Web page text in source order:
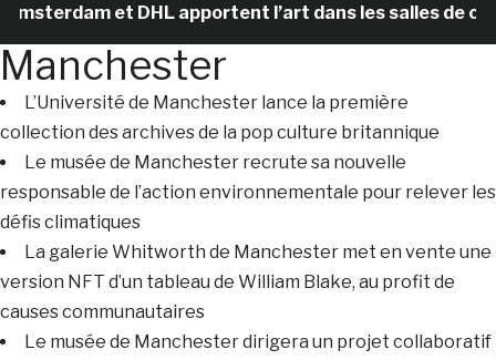
et DHL apportent l’art dans les salles de
Manchester
L’Université de Manchester lance la première
collection des archives de la pop culture britannique
Le musée de Manchester recrute sa nouvelle
responsable de l’action environnementale pour relever les
défis climatiques
La galerie Whitworth de Manchester met en vente une
version NFT d’un tableau de William Blake, au profit de
causes communautaires
Le musée de Manchester dirigera un projet collaboratif